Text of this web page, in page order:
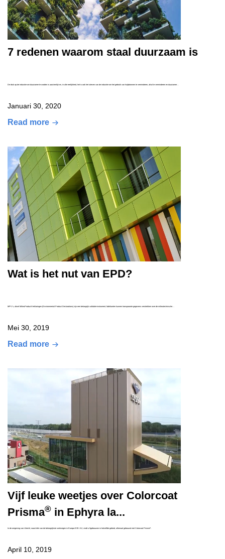
7 redenen waarom staal duurzaam is
De druk op de industrie om duurzamer te worden is aanzienlijk en, in alle eerlijkheid, het is ook het streven van de industrie om het gebruik van hulpbronnen te verminderen, afval te verminderen en duurzamer…
Januari 30, 2020
Read more
Wat is het nut van EPD?
MPV's, ofwel MilieuProductVerklaringen (Environmental Product Declarations) zijn een belangrijk validatie-instrument; fabrikanten kunnen transparante gegevens verstrekken over de milieutechnische…
Mei 30, 2019
Read more
Vijf leuke weetjes over Colorcoat
Prisma® in Ephyra la...
In de omgeving van Utrecht, naast één van de belangrijkste snelwegen in Europa E35 / A2, vindt u 5gebouwen in hetzelfde gebied, allemaal gebouwd met Colorcoat Prisma®.
April 10, 2019